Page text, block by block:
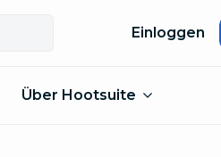
Einloggen
Über Hootsuite